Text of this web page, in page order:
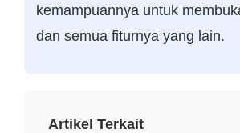
kemampuannya untuk
dan semua fiturnya yang lain.
Artikel Terkait